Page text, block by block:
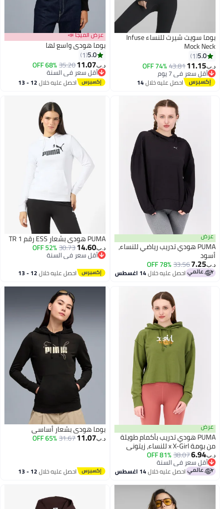
بوما سويت شيرت للنساء Infuse
Mock Neck
5.0
1
د.ب‏11.15
43.81
74% OFF
أقل سعر في 7 يوم
أقل سعر في 7 يوماحصل عليه خلال14
عرض الميجا 📣
بوما هودي واسع لها
5.0
1
د.ب‏11.07
35.20
68% OFF
أقل سعر في السنة
أقل سعر في السنة
احصل عليه خلال 12 - 13
عرض
PUMA هودي تدريب رياضي للنساء،
أسود
د.ب‏7.25
33.56
78% OFF
احصل عليه خلال14 اغسطس
PUMA هودي بشعار ESS رقم 1 TR
د.ب‏14.60
30.73
52% OFF
أقل سعر في السنة
أقل سعر في السنة
احصل عليه خلال 12 - 13
عرض
PUMA هودي تدريب بأكمام طويلة
من بومة x X-Girl للنساء، زيتوني
د.ب‏6.94
38.07
81% OFF
أقل سعر في السنة
أقل سعر في السنة
احصل عليه خلال14 اغسطس
بوما هودي بشعار أساسي
د.ب‏11.07
31.67
65% OFF
احصل عليه خلال 12 - 13
اغسطس